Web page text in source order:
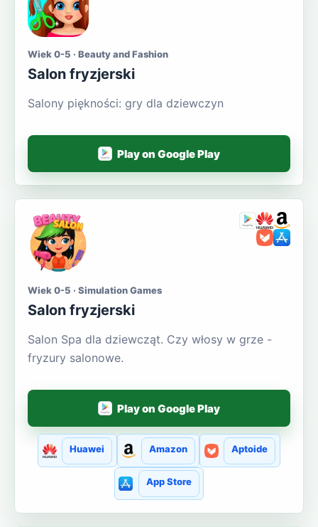
Wiek 0-5 · Beauty and Fashion
Salon fryzjerski
Salony piękności: gry dla dziewczyn
Play on Google Play
Wiek 0-5 · Simulation Games
Salon fryzjerski
Salon Spa dla dziewcząt. Czy włosy w grze -
fryzury salonowe.
Play on Google Play
Huawei Amazon Aptoide
App Store